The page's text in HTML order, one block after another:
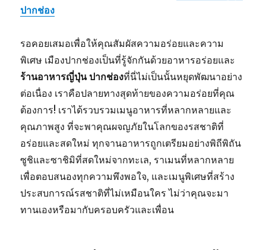
ปากช่อง
รอคอยเสมอเพื่อให้คุณสัมผัสความอร่อยและความ
พิเศษ เมืองปากช่องเป็นที่รู้จักกันด้วยอาหารอร่อยและ
ร้านอาหารญี่ปุ่น ปากช่องที่นี่ไม่เป็นนั้นหยุดพัฒนาอย่าง
ต่อเนื่อง เราคือปลายทางสุดท้ายของความอร่อยที่คุณ
ต้องการ! เราได้รวบรวมเมนูอาหารที่หลากหลายและ
คุณภาพสูง ที่จะพาคุณผจญภัยในโลกของรสชาติที่
อร่อยและสดใหม่ ทุกจานอาหารถูกเตรียมอย่างพิถีพิถัน
ซูชิและซาชิมิที่สดใหม่จากทะเล, ราเมนที่หลากหลาย
เพื่อตอบสนองทุกความพึงพอใจ, และเมนูพิเศษที่สร้าง
ประสบการณ์รสชาติที่ไม่เหมือนใคร ไม่ว่าคุณจะมา
ทานเองหรือมากับครอบครัวและเพื่อน